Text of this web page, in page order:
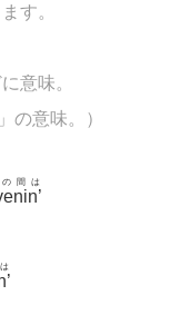
す。
意味。
の意味。 ）
間は